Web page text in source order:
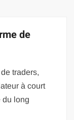
de
traders,
à court
du long